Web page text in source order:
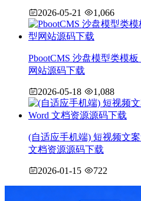
2026-05-21 1,066
PbootCMS 沙盘模型类模
网站源码下载
2026-05-18 1,088
(自适应手机端) 短视频文
文档资源源码下载
2026-01-15 722